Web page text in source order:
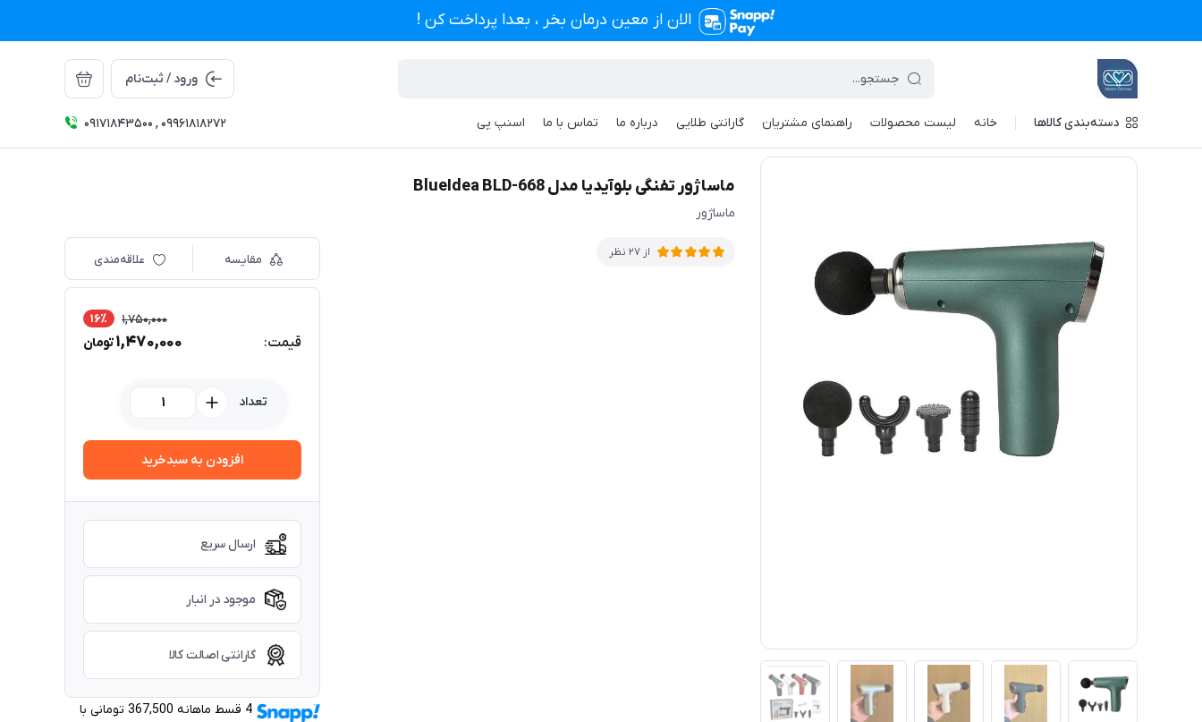
الان از معین درمان بخر ، بعدا پرداخت کن !
ورود / ثبت‌نام
دسته‌بندی کالاها خانه لیست محصولات راهنمای مشتریان گارانتی طلایی درباره ما تماس با ما اسنپ پی 09171843500 , 09961818272 تجهیزات پزشکی معین درمان / فهرست محصولات / ماساژور تفنگی بلوآیدیا مدل BlueIdea BLD-668
ماساژور تفنگی بلوآیدیا مدل BlueIdea BLD-668
ماساژور
از 27 نظر مقایسه علاقه‌مندی
قیمت:
1,750,000 16٪
1,470,000تومان
تعداد
افزودن به سبدخرید
ارسال سریع
موجود در انبار
گارانتی اصالت کالا
4 قسط ماهانه 367,500 تومانی با